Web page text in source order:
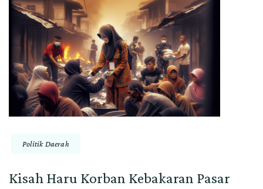
Politik Daerah
Kisah Haru Korban Kebakaran Pasar